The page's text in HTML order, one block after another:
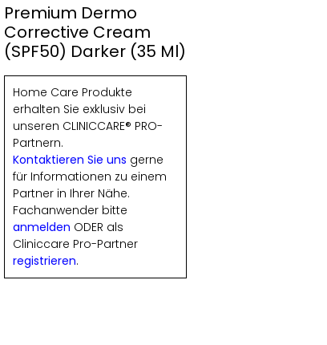
Premium Dermo
Corrective Cream
(SPF50) Darker (35 Ml)
Home Care Produkte
erhalten Sie exklusiv bei
unseren CLINICCARE® PRO-
Partnern.
Kontaktieren Sie uns gerne
für Informationen zu einem
Partner in Ihrer Nähe.
Fachanwender bitte
anmelden ODER als
Cliniccare Pro-Partner
registrieren.